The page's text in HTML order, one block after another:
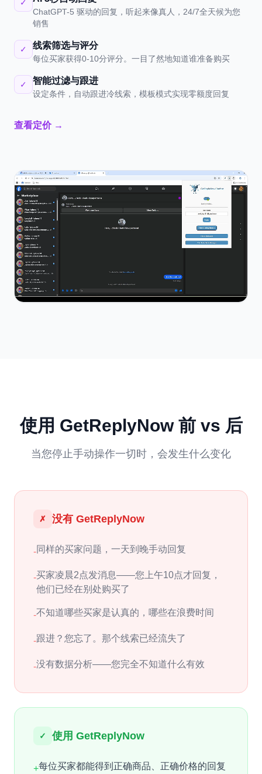
✓
ChatGPT-5 驱动的回复，听起来像真人，24/7全天候为您
销售
✓ 线索筛选与评分
每位买家获得0-10分评分。一目了然地知道谁准备购买
✓ 智能过滤与跟进
设定条件，自动跟进冷线索，模板模式实现零额度回复
查看定价 →
使用 GetReplyNow 前 vs 后
当您停止手动操作一切时，会发生什么变化
✗ 没有 GetReplyNow
-同样的买家问题，一天到晚手动回复
-买家凌晨2点发消息——您上午10点才回复，
他们已经在别处购买了
-不知道哪些买家是认真的，哪些在浪费时间
-跟进？您忘了。那个线索已经流失了
-没有数据分析——您完全不知道什么有效
✓ 使用 GetReplyNow
+每位买家都能得到正确商品、正确价格的回复